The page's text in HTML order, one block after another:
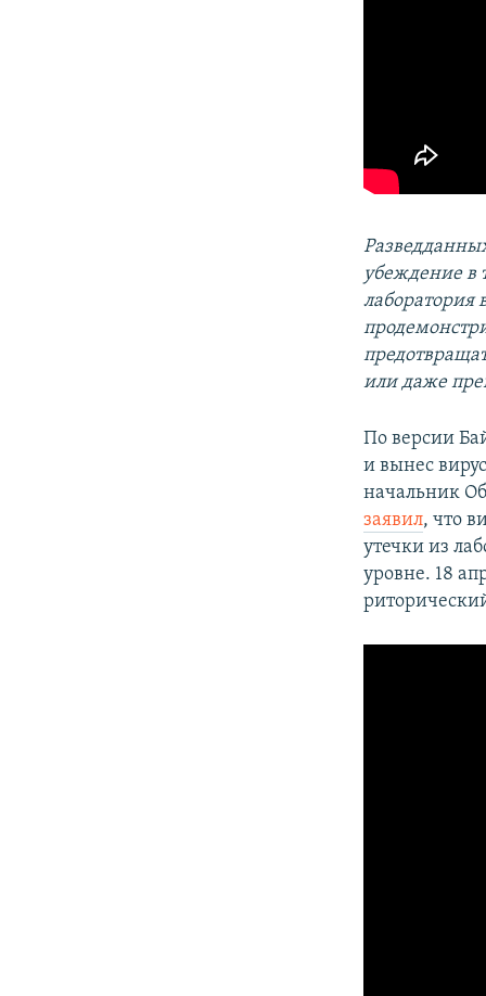
убеждение в
лаборатория
или даже
По версии
и вынес
начальник
заявил, что
утечки из
уровне. 18